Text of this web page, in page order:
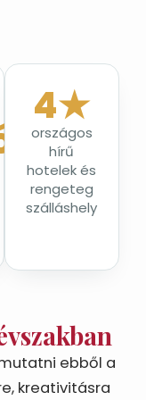
4★
országos
hírű
hotelek és
rengeteg
szálláshely
ebből a
kreativitásra